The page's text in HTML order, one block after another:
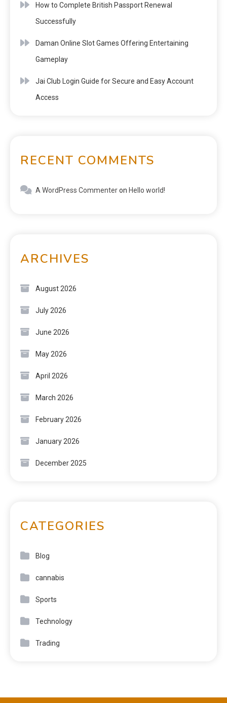
How to Complete British Passport Renewal
Successfully
Daman Online Slot Games Offering Entertaining
Gameplay
Jai Club Login Guide for Secure and Easy Account
Access
RECENT COMMENTS
A WordPress Commenteron Hello world!
ARCHIVES
August 2026
July 2026
June 2026
May 2026
April 2026
March 2026
February 2026
January 2026
December 2025
CATEGORIES
Blog
cannabis
Sports
Technology
Trading